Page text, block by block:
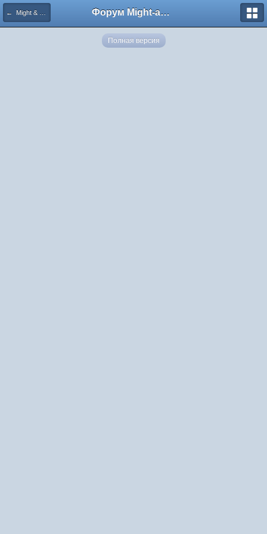
← Might & Magic Heroes: Era of Chaos – Nighon Форум Might-and-Magic.ru
Полная версия